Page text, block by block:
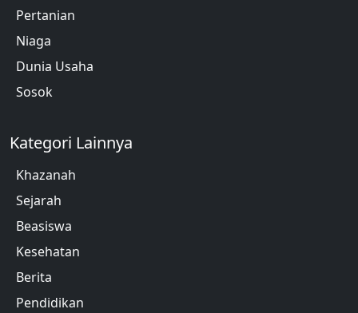
Pertanian
Niaga
Dunia Usaha
Sosok
Kategori Lainnya
Khazanah
Sejarah
Beasiswa
Kesehatan
Berita
Pendidikan